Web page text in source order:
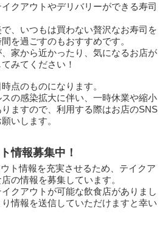
クアウトやデリバリーができる寿司
、いつもは買わない贅沢なお寿司を
を過ごすのもおすすめです。
家から近かったり、気になるお店が
みてください！
点のものになります。
の感染拡大に伴い、一時休業や縮小
ますので、利用する際はお店のSNS
いします。
情報募集中！
ト情報を充実させるため、テイクア
の情報を募集しています。
クアウトが可能な飲食店がありまし
情報を送信していただけますと幸い